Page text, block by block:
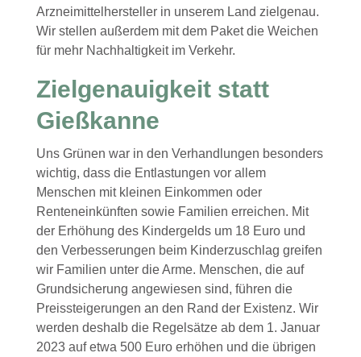
Arzneimittelhersteller in unserem Land zielgenau.
Wir stellen außerdem mit dem Paket die Weichen
für mehr Nachhaltigkeit im Verkehr.
Zielgenauigkeit statt
Gießkanne
Uns Grünen war in den Verhandlungen besonders
wichtig, dass die Entlastungen vor allem
Menschen mit kleinen Einkommen oder
Renteneinkünften sowie Familien erreichen. Mit
der Erhöhung des Kindergelds um 18 Euro und
den Verbesserungen beim Kinderzuschlag greifen
wir Familien unter die Arme. Menschen, die auf
Grundsicherung angewiesen sind, führen die
Preissteigerungen an den Rand der Existenz. Wir
werden deshalb die Regelsätze ab dem 1. Januar
2023 auf etwa 500 Euro erhöhen und die übrigen